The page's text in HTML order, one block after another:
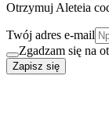
Otrzymuj Aleteia
Twój adres e-mail
Zgadzam się na
Zapisz się